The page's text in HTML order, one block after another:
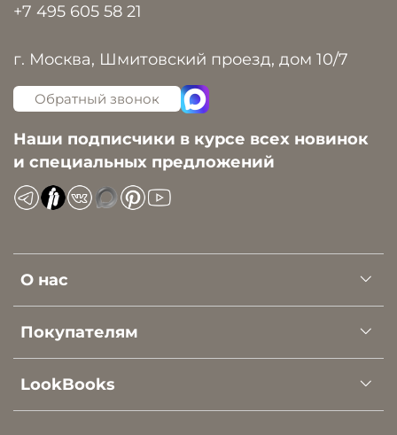
О нас
Покупателям
LookBooks
+7 495 605 58 21
г. Москва, Шмитовский проезд, дом 10/7
Обратный звонок
Наши подписчики в курсе всех новинок
и специальных предложений